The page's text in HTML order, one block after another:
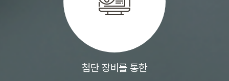
첨단 장비를 통한